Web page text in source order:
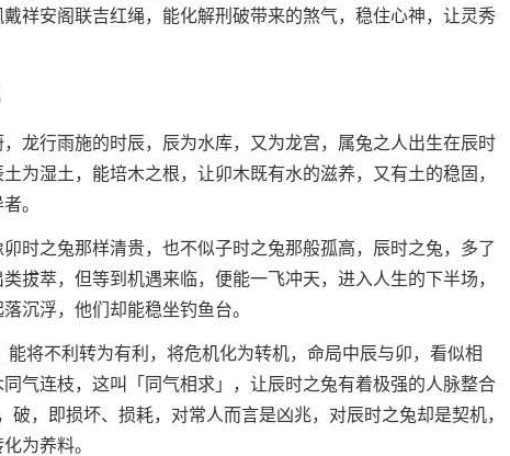
祥安阁联吉红绳，能化解刑破带来的煞气，稳住心神，让灵秀
龙行雨施的时辰，辰为水库，又为龙宫，属兔之人出生在辰时
为湿土，能培木之根，让卯木既有水的滋养，又有土的稳固，
。
时之兔那样清贵，也不似子时之兔那般孤高，辰时之兔，多了
拔萃，但等到机遇来临，便能一飞冲天，进入人生的下半场，
沉浮，他们却能稳坐钓鱼台。
将不利转为有利，将危机化为转机，命局中辰与卯，看似相
气连枝，这叫「同气相求」，让辰时之兔有着极强的人脉整合
，即损坏、损耗，对常人而言是凶兆，对辰时之兔却是契机，
为养料。